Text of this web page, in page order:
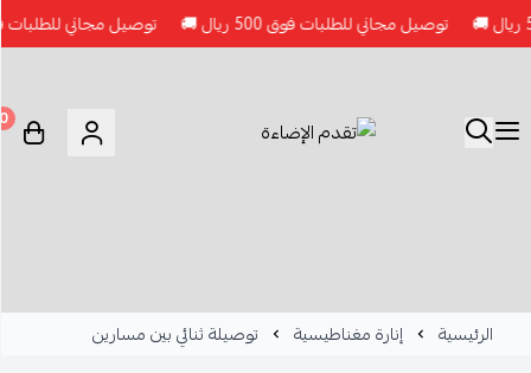
توصيل مجاني للطلبات فوق 500 ريال 🚚 توصيل مجاني للطلبات فوق 500 ريال
الرئيسية إنارة مغناطيسية توصيلة ثنائي بين مسارين